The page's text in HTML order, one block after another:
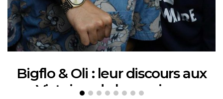
Bigflo & Oli : leur discours aux
Victoires de la musique